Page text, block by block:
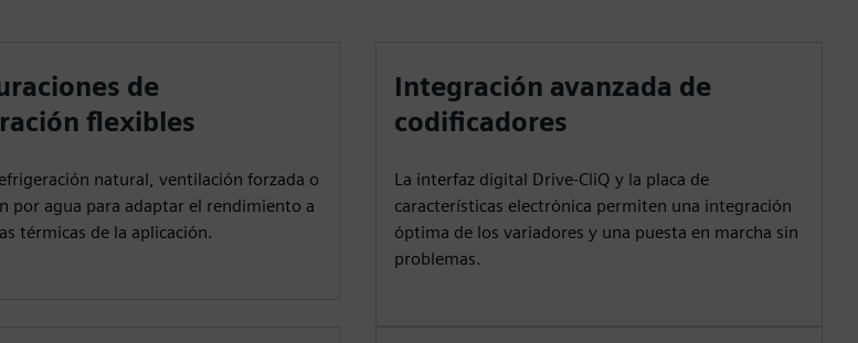
de
flexibles
natural, ventilación forzada o
por agua para adaptar el rendimiento a
térmicas de la aplicación.
Integración avanzada de
codificadores
La interfaz digital Drive-CliQ y la placa de
características electrónica permiten una integración
óptima de los variadores y una puesta en marcha sin
problemas.